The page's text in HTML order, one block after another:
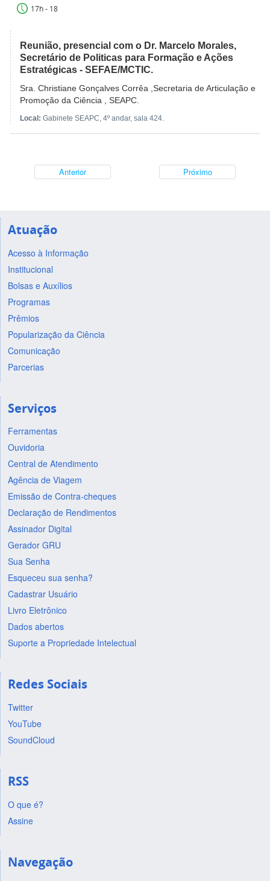
17h - 18
Reunião, presencial com o Dr. Marcelo Morales,
Secretário de Politicas para Formação e Ações
Estratégicas - SEFAE/MCTIC.
Sra. Christiane Gonçalves Corrêa ,Secretaria de Articulação e
Promoção da Ciência , SEAPC.
Local: Gabinete SEAPC, 4º andar, sala 424.
Anterior Próximo
Atuação
Acesso à Informação
Institucional
Bolsas e Auxílios
Programas
Prêmios
Popularização da Ciência
Comunicação
Parcerias
Serviços
Ferramentas
Ouvidoria
Central de Atendimento
Agência de Viagem
Emissão de Contra-cheques
Declaração de Rendimentos
Assinador Digital
Gerador GRU
Sua Senha
Esqueceu sua senha?
Cadastrar Usuário
Livro Eletrônico
Dados abertos
Suporte a Propriedade Intelectual
Redes Sociais
Twitter
YouTube
SoundCloud
RSS
O que é?
Assine
Navegação